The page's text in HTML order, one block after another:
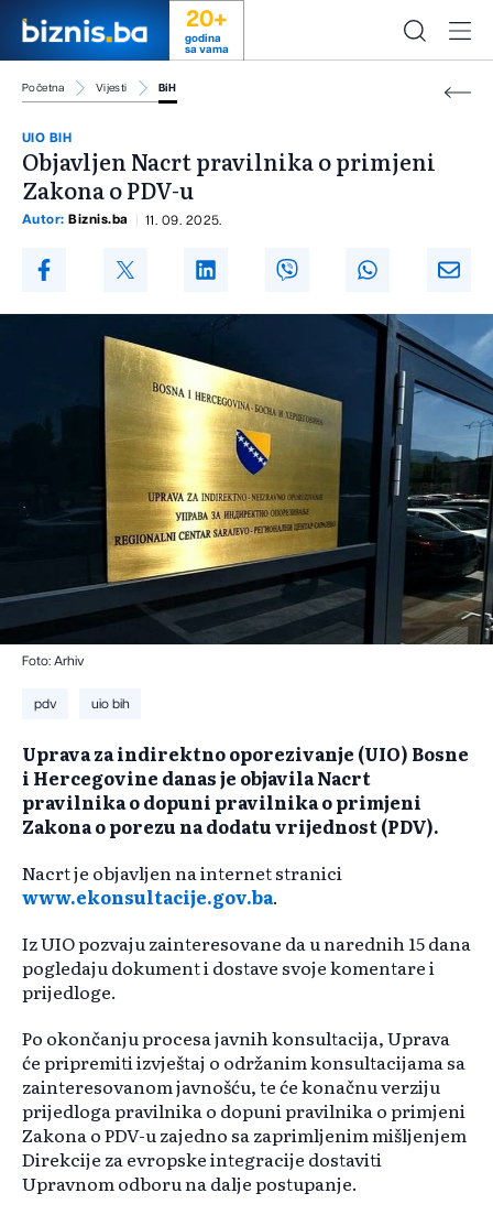
20+
godina
sa vama
Početna Vijesti BiH
UIO BIH
Objavljen Nacrt pravilnika o primjeni
Zakona o PDV-u
Autor: Biznis.ba 11. 09. 2025.
Foto: Arhiv
pdv uio bih
Uprava za indirektno oporezivanje (UIO) Bosne
i Hercegovine danas je objavila Nacrt
pravilnika o dopuni pravilnika o primjeni
Zakona o porezu na dodatu vrijednost (PDV).
Nacrt je objavljen na internet stranici
www.ekonsultacije.gov.ba.
Iz UIO pozvaju zainteresovane da u narednih 15 dana
pogledaju dokument i dostave svoje komentare i
prijedloge.
Po okončanju procesa javnih konsultacija, Uprava
će pripremiti izvještaj o održanim konsultacijama sa
zainteresovanom javnošću, te će konačnu verziju
prijedloga pravilnika o dopuni pravilnika o primjeni
Zakona o PDV-u zajedno sa zaprimljenim mišljenjem
Direkcije za evropske integracije dostaviti
Upravnom odboru na dalje postupanje.